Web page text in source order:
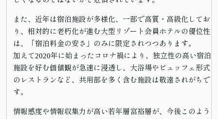
また、近年は宿泊施設が多様化、一部で高質・高級化してお
り、相対的に老朽化が進む大型リゾート会員ホテルの優位性
は、「宿泊料金の安さ」のみに限定されつつあります。
加えて2020年に始まったコロナ禍により、独立性の高い宿泊
施設を好む価値観が急速に浸透し、大浴場やビュッフェ形式
のレストランなど、共用部を多く含む施設は敬遠されがちで
す。
情報感度や情報収集力が高い若年層富裕層が、今後このよう